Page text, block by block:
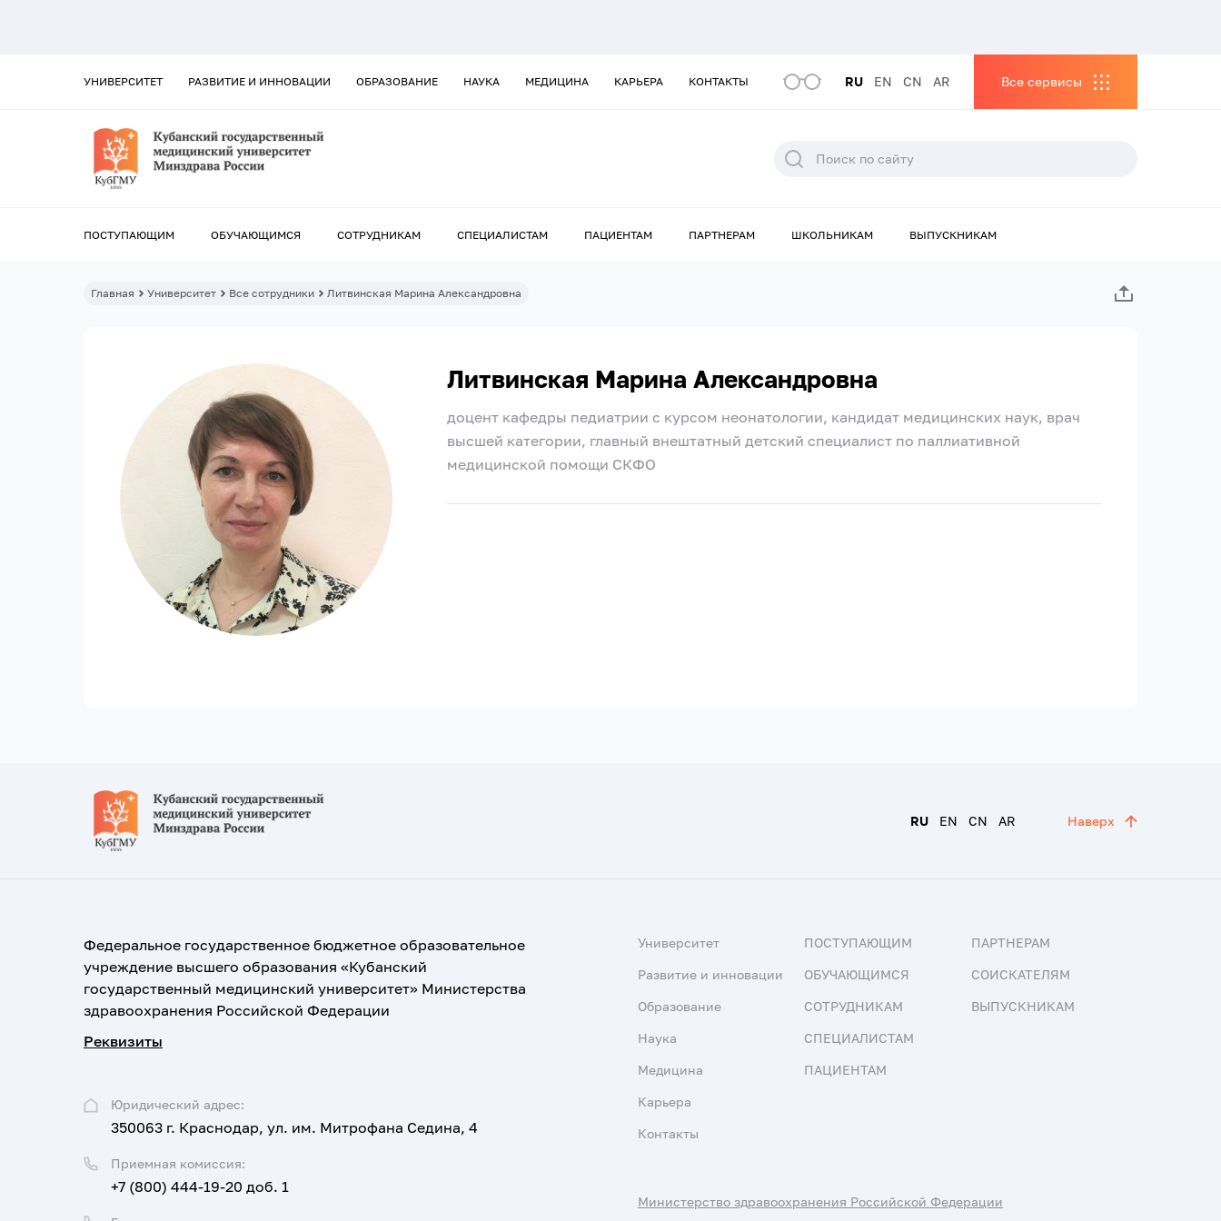
УНИВЕРСИТЕТ РАЗВИТИЕ И ИННОВАЦИИ ОБРАЗОВАНИЕ НАУКА МЕДИЦИНА КАРЬЕРА КОНТАКТЫ RU EN CN AR Все сервисы
ПОСТУПАЮЩИМ ОБУЧАЮЩИМСЯ СОТРУДНИКАМ СПЕЦИАЛИСТАМ ПАЦИЕНТАМ ПАРТНЕРАМ ШКОЛЬНИКАМ ВЫПУСКНИКАМ
Главная Университет Все сотрудники Литвинская Марина Александровна
Литвинская Марина Александровна
доцент кафедры педиатрии с курсом неонатологии, кандидат медицинских наук, врач
высшей категории, главный внештатный детский специалист по паллиативной
медицинской помощи СКФО
RU EN CN AR Наверх
Федеральное государственное бюджетное образовательное
учреждение высшего образования «Кубанский
государственный медицинский университет» Министерства
здравоохранения Российской Федерации
Реквизиты
Юридический адрес:
350063 г. Краснодар, ул. им. Митрофана Седина, 4
Приемная комиссия:
+7 (800) 444-19-20 доб. 1
Университет
Развитие и инновации
Образование
Наука
Медицина
Карьера
Контакты
ПОСТУПАЮЩИМ
ОБУЧАЮЩИМСЯ
СОТРУДНИКАМ
СПЕЦИАЛИСТАМ
ПАЦИЕНТАМ
ПАРТНЕРАМ
СОИСКАТЕЛЯМ
ВЫПУСКНИКАМ
Министерство здравоохранения Российской Федерации